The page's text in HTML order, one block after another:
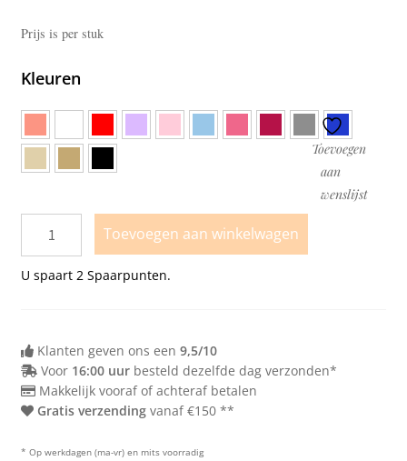
Prijs is per stuk
Kleuren
Toevoegen aan winkelwagen
U spaart 2 Spaarpunten.
Toevoegen
aan
wenslijst
Klanten geven ons een 9,5/10
Voor 16:00 uurbesteld dezelfde dag verzonden*
Makkelijk vooraf of achteraf betalen
Gratis verzendingvanaf €150 **
* Op werkdagen (ma-vr) en mits voorradig